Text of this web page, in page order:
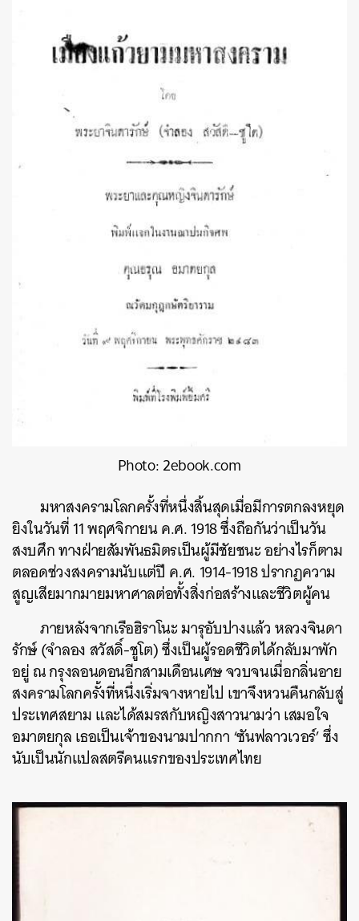
Photo: 2ebook.com
มหาสงครามโลกครั้งที่หนึ่งสิ้นสุดเมื่อมีการตกลงหยุด
ยิงในวันที่ 11 พฤศจิกายน ค.ศ. 1918 ซึ่งถือกันว่าเป็นวัน
สงบศึก ทางฝ่ายสัมพันธมิตรเป็นผู้มีชัยชนะ อย่างไรก็ตาม
ตลอดช่วงสงครามนับแต่ปี ค.ศ. 1914-1918 ปรากฏความ
สูญเสียมากมายมหาศาลต่อทั้งสิ่งก่อสร้างและชีวิตผู้คน
ภายหลังจากเรือฮิราโนะ มารุอับปางแล้ว หลวงจินดา
รักษ์ (จำลอง สวัสดิ์-ชูโต) ซึ่งเป็นผู้รอดชีวิตได้กลับมาพัก
อยู่ ณ กรุงลอนดอนอีกสามเดือนเศษ จวบจนเมื่อกลิ่นอาย
สงครามโลกครั้งที่หนึ่งเริ่มจางหายไป เขาจึงหวนคืนกลับสู่
ประเทศสยาม และได้สมรสกับหญิงสาวนามว่า เสมอใจ
อมาตยกุล เธอเป็นเจ้าของนามปากกา ‘ซันฟลาวเวอร์’ ซึ่ง
นับเป็นนักแปลสตรีคนแรกของประเทศไทย